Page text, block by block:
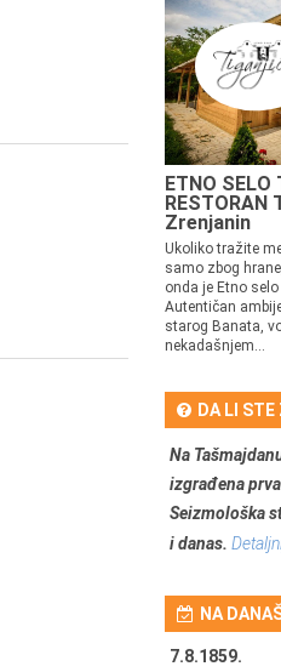
ETNO SELO
RESTORAN
Zrenjanin
Ukoliko tražite
samo zbog
onda je Etno
Autentičan
starog Banata,
nekadašnjem...
DA LI
Na
izgrađena
Seizmološka
i danas.
NA
7.8.1859.